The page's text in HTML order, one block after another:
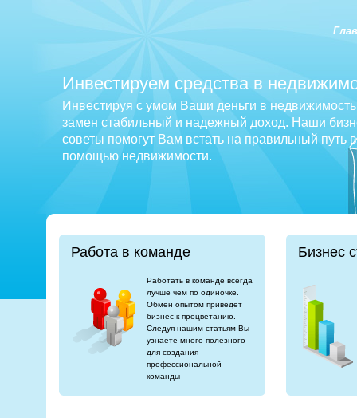
Инвестируем средства в
Инвестируя с умом Ваши деньги в
замен стабильный и надежный доход. Наши
советы помогут Вам встать на правильный путь
помощью недвижимости.
Работа в команде
Работать в команде всегда
лучше чем по одиночке.
Обмен опытом приведет
бизнес к процветанию.
Следуя нашим статьям Вы
узнаете много полезного
для создания
профессиональной
команды
Бизнес